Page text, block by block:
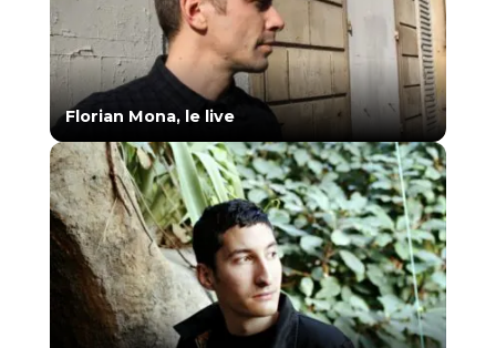
Florian Mona, le live